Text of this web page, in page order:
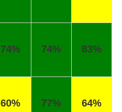
74% 74% 83%
60% 77% 64%